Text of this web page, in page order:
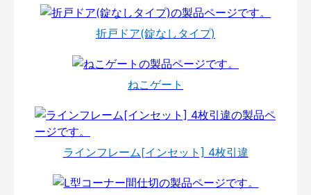
折戸ドア(錠なしタイプ)
ねこゲート
ラインフレーム[インセット] 4枚引違